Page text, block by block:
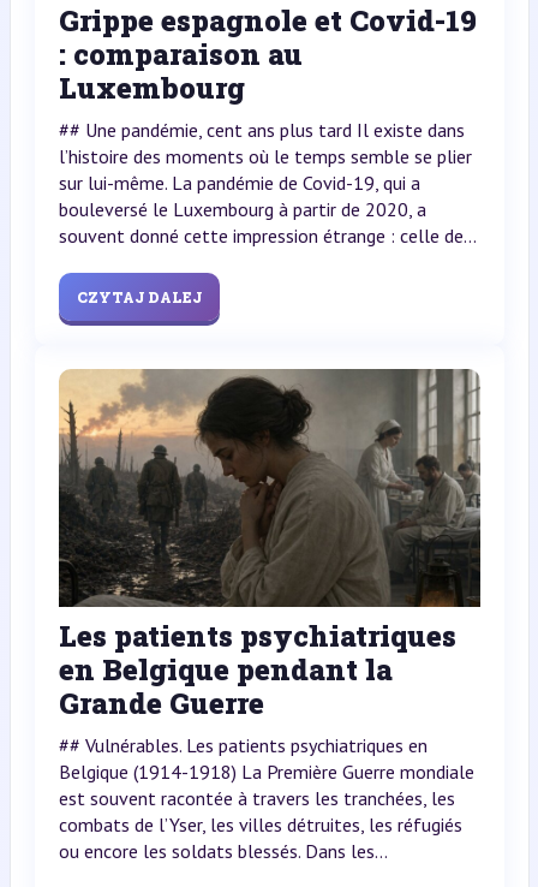
Grippe espagnole et Covid-19
: comparaison au
Luxembourg
## Une pandémie, cent ans plus tard Il existe dans
l’histoire des moments où le temps semble se plier
sur lui-même. La pandémie de Covid-19, qui a
bouleversé le Luxembourg à partir de 2020, a
souvent donné cette impression étrange : celle de...
CZYTAJ DALEJ
Les patients psychiatriques
en Belgique pendant la
Grande Guerre
## Vulnérables. Les patients psychiatriques en
Belgique (1914-1918) La Première Guerre mondiale
est souvent racontée à travers les tranchées, les
combats de l’Yser, les villes détruites, les réfugiés
ou encore les soldats blessés. Dans les...